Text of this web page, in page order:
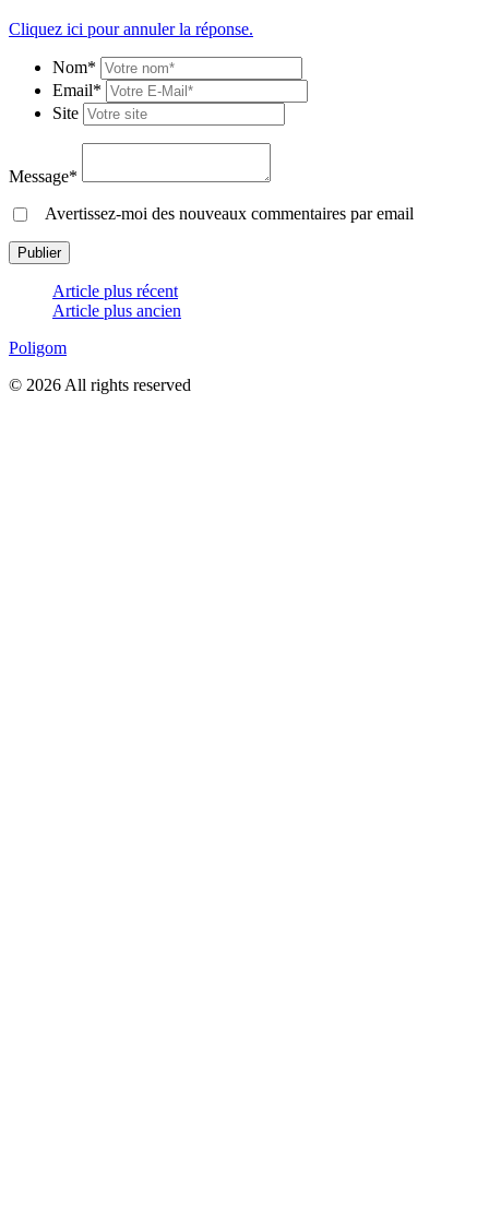
Cliquez ici pour annuler la réponse.
Nom*
Email*
Site
Message*
Avertissez-moi des nouveaux commentaires par email
Article plus récent
Article plus ancien
Poligom
© 2026 All rights reserved